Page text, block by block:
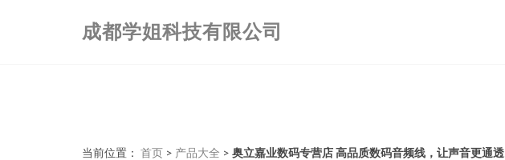
成都学姐科技有限公司
当前位置： 首页 > 产品大全 > 奥立嘉业数码专营店 高品质数码音频线，让声音更通透